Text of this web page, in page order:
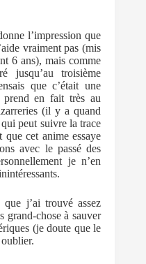
l’impression que
vraiment pas (mis
6 ans), mais comme
jusqu’au troisième
que c’était une
prend en fait très au
(il y a quand
peut suivre la trace
cet anime essaye
avec le passé des
je n’en
j’ai trouvé assez
grand-chose à sauver
(je doute que le